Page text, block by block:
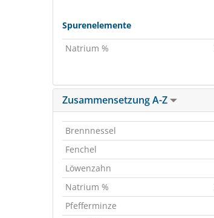
Spurenelemente
Natrium %
Zusammensetzung A-Z
Brennnessel
Fenchel
Löwenzahn
Natrium %
Pfefferminze